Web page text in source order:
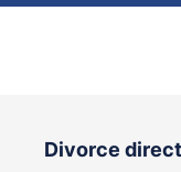
Divorce